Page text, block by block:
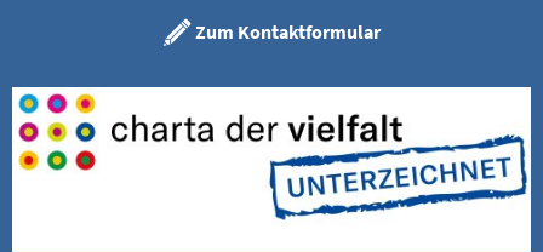
Zum Kontaktformular